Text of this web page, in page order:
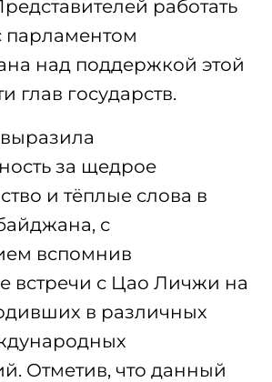
работать
парламентом
над поддержкой этой
глав государств.
за щедрое
и тёплые слова в
с
вспомнив
встречи с Цао Личжи на
в различных
Отметив, что данный